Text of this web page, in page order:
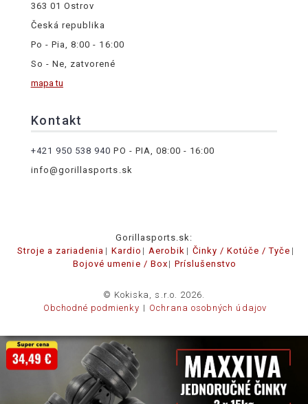
363 01 Ostrov
Česká republika
Po - Pia, 8:00 - 16:00
So - Ne, zatvorené
mapa tu
Kontakt
+421 950 538 940 PO - PIA, 08:00 - 16:00
info@gorillasports.sk
Gorillasports.sk:
Stroje a zariadenia
Kardio Aerobik
Činky / Kotúče / Tyče
Bojové umenie / Box
Príslušenstvo
© Kokiska, s.r.o. 2026.
Obchodné podmienky
Ochrana osobných údajov